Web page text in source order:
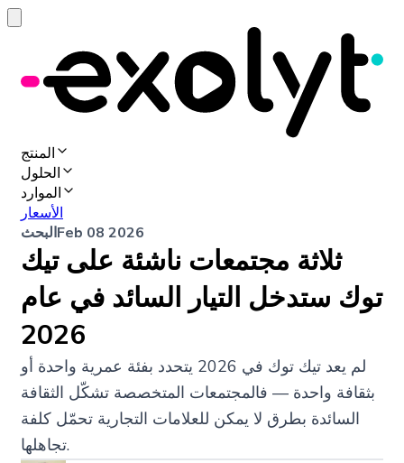
المنتج
الحلول
الموارد
الأسعار
البحثFeb 08 2026
ثلاثة مجتمعات ناشئة على تيك
توك ستدخل التيار السائد في عام
2026
لم يعد تيك توك في 2026 يتحدد بفئة عمرية واحدة أو
بثقافة واحدة — فالمجتمعات المتخصصة تشكّل الثقافة
السائدة بطرق لا يمكن للعلامات التجارية تحمّل كلفة
تجاهلها.